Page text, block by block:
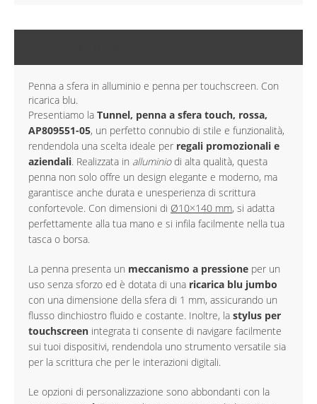
Penna a sfera in alluminio e penna per touchscreen. Con
ricarica blu.
Presentiamo la Tunnel, penna a sfera touch, rossa,
AP809551-05, un perfetto connubio di stile e funzionalità,
rendendola una scelta ideale per regali promozionali e
aziendali. Realizzata in alluminiodi alta qualità, questa
penna non solo offre un design elegante e moderno, ma
garantisce anche durata e unesperienza di scrittura
confortevole. Con dimensioni di Ø10×140 mm, si adatta
perfettamente alla tua mano e si infila facilmente nella tua
tasca o borsa.
La penna presenta un meccanismo a pressione per un
uso senza sforzo ed è dotata di una ricarica blu jumbo
con una dimensione della sfera di 1 mm, assicurando un
flusso dinchiostro fluido e costante. Inoltre, la stylus per
touchscreen integrata ti consente di navigare facilmente
sui tuoi dispositivi, rendendola uno strumento versatile sia
per la scrittura che per le interazioni digitali.
Le opzioni di personalizzazione sono abbondanti con la